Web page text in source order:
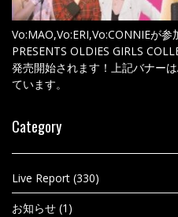
Vo:MAO,Vo:ERI,Vo:CONNIEが
PRESENTS OLDIES GIRLS
発売開始されます！上記バナー
ています。
Category
Live Report (330)
お知らせ (1)